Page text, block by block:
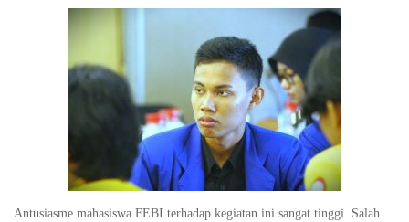
Antusiasme mahasiswa FEBI terhadap kegiatan ini sangat tinggi. Salah